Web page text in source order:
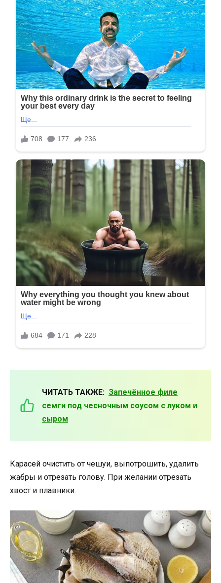
ЧИТАТЬ ТАКЖЕ: Запечённое филе
семги под чесночным соусом с луком и
сыром
Карасей очистить от чешуи, выпотрошить, удалить
жабры и отрезать голову. При желании отрезать
хвост и плавники.